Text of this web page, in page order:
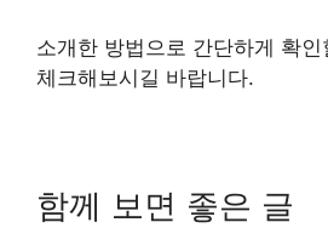
소개한 방법으로 간단하게 확
체크해보시길 바랍니다.
함께 보면 좋은 글